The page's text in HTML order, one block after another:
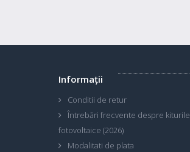
Informaţii
Conditii de retur
Întrebări frecvente despre kiturile
fotovoltaice (2026)
Modalitati de plata